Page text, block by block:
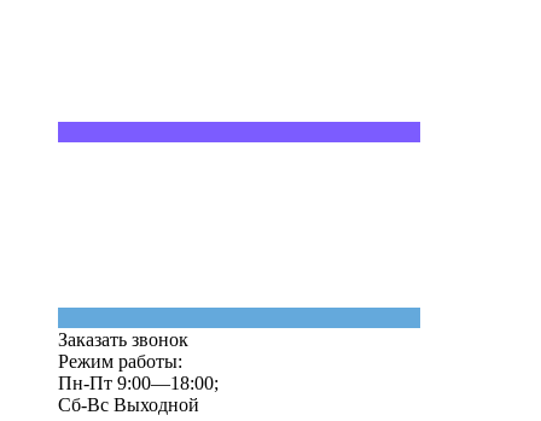
Заказать звонок
Режим работы:
Пн-Пт 9:00—18:00;
Сб-Вс Выходной